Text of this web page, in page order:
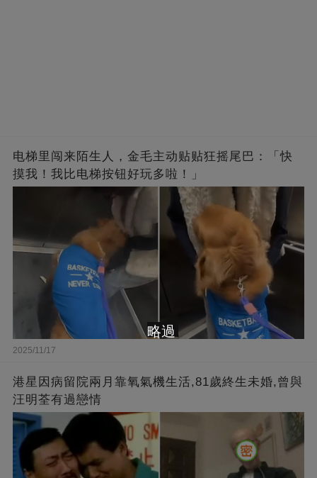
电梯里闯来陌生人，金毛主动贴贴狂摇尾巴：「快
摸我！我比电梯按钮好玩多啦！」
2025/11/17
港星因病留院兩月靠氧氣機生活,81歲終生未婚,曾與
汪明荃有過戀情
略過